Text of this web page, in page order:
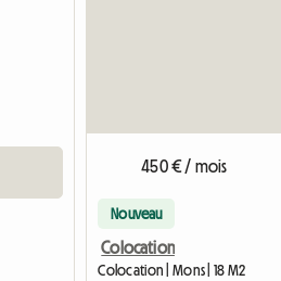
450 € / mois
Nouveau
Colocation
Colocation | Mons | 18 M2